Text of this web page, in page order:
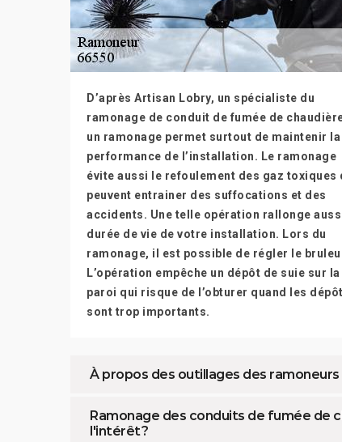
D’après Artisan Lobry, un spécialiste du
ramonage de conduit de fumée de
un ramonage permet surtout de maintenir la
performance de l’installation. Le ramonage
évite aussi le refoulement des gaz toxiques
peuvent entrainer des suffocations et des
accidents. Une telle opération rallonge
durée de vie de votre installation. Lors du
ramonage, il est possible de régler le
L’opération empêche un dépôt de suie sur la
paroi qui risque de l’obturer quand les
sont trop importants.
À propos des outillages des ramoneurs
Ramonage des conduits de fumée de
l'intérêt ?